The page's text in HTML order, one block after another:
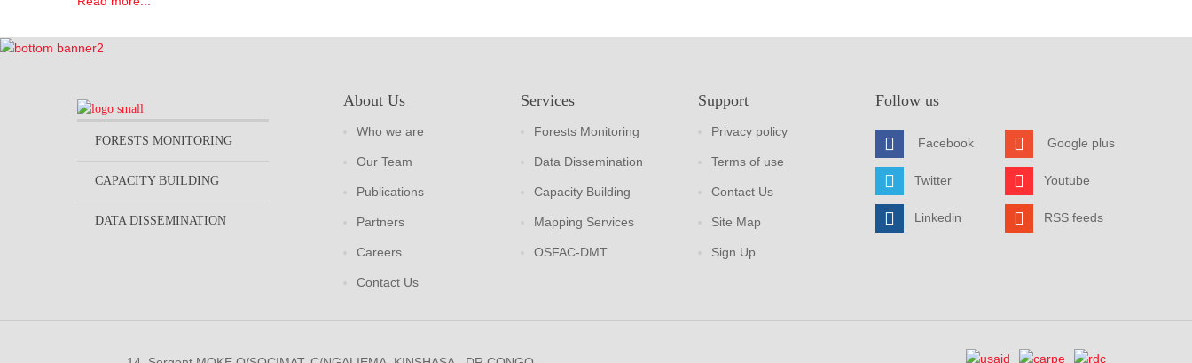
FORESTS MONITORING
CAPACITY BUILDING
DATA DISSEMINATION
About Us
Who we are
Our Team
Publications
Partners
Careers
Contact Us
Services
Forests Monitoring
Data Dissemination
Capacity Building
Mapping Services
OSFAC-DMT
Support
Privacy policy
Terms of use
Contact Us
Site Map
Sign Up
Follow us
Facebook
Twitter
Linkedin
Google plus
Youtube
RSS feeds